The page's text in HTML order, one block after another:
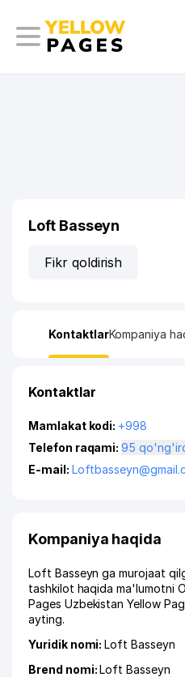
Loft Basseyn
Fikr qoldirish
KontaktlarKompaniya
Kontaktlar
Mamlakat kodi: +998
Telefon raqami:
95
E-mail:
Kompaniya haqida
Loft Basseyn ga murojaat
tashkilot haqida ma'lumotni
Pages Uzbekistan Yellow
ayting.
Yuridik nomi:Loft Basseyn
Brend nomi:Loft Basseyn